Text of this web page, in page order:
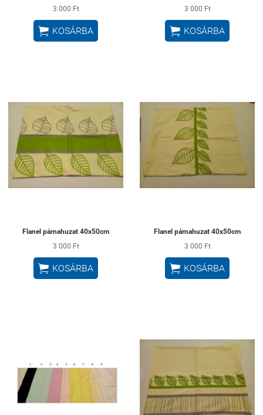
3 000 Ft
 KOSÁRBA
3 000 Ft
 KOSÁRBA
Flanel párnahuzat 40x50cm
3 000 Ft
 KOSÁRBA
Flanel párnahuzat 40x50cm
3 000 Ft
 KOSÁRBA